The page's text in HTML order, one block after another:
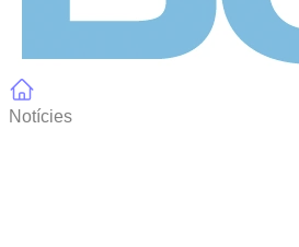
Notícies